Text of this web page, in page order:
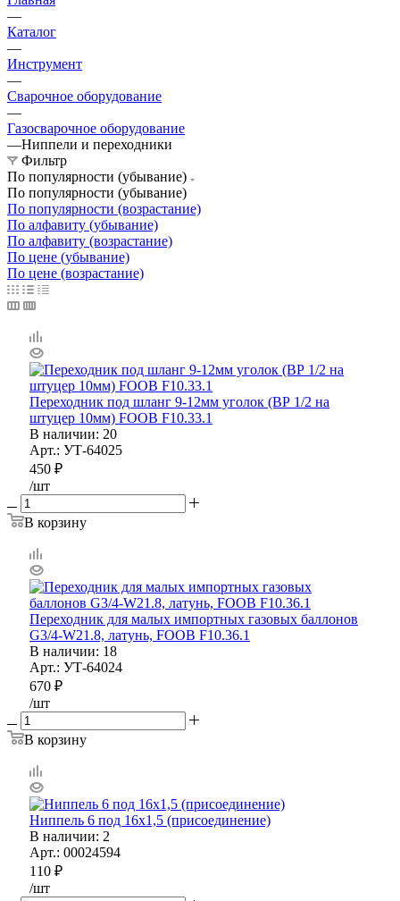
—
Каталог
—
Инструмент
—
Сварочное оборудование
—
Газосварочное оборудование
—Ниппели и переходники
Фильтр
По популярности (убывание)
По популярности (убывание)
По популярности (возрастание)
По алфавиту (убывание)
По алфавиту (возрастание)
По цене (убывание)
По цене (возрастание)
Переходник под шланг 9-12мм уголок (ВР 1/2 на
штуцер 10мм) FOOB F10.33.1
В наличии: 20
Арт.: УТ-64025
450 ₽
/шт
В корзину
Переходник для малых импортных газовых баллонов
G3/4-W21.8, латунь, FOOB F10.36.1
В наличии: 18
Арт.: УТ-64024
670 ₽
/шт
В корзину
Ниппель 6 под 16х1,5 (присоединение)
В наличии: 2
Арт.: 00024594
110 ₽
/шт